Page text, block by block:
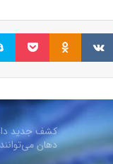
VKontakte
Odnoklassniki پاکت
جذاب کره‌ای‌ها
دهان
کشف جدید
دهان